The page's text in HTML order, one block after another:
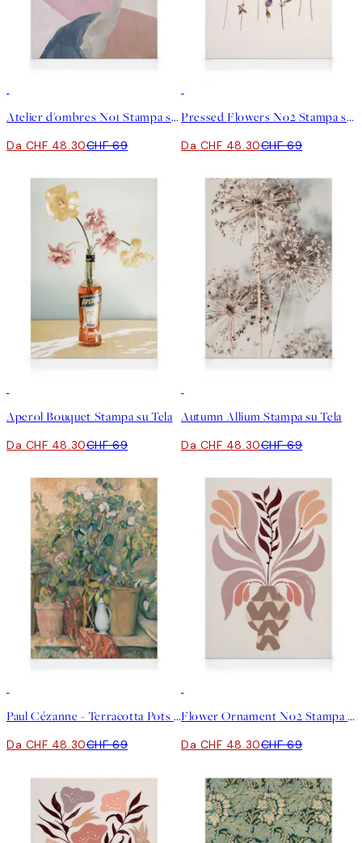
Atelier d'ombres No1 Stampa su Tela
Da CHF 48.30CHF 69
Pressed Flowers No2 Stampa su Tela
Da CHF 48.30CHF 69
Aperol Bouquet Stampa su Tela
Da CHF 48.30CHF 69
Autumn Allium Stampa su Tela
Da CHF 48.30CHF 69
Paul Cézanne - Terracotta Pots and Flowers Stampa su Tela
Da CHF 48.30CHF 69
Flower Ornament No2 Stampa su Tela
Da CHF 48.30CHF 69